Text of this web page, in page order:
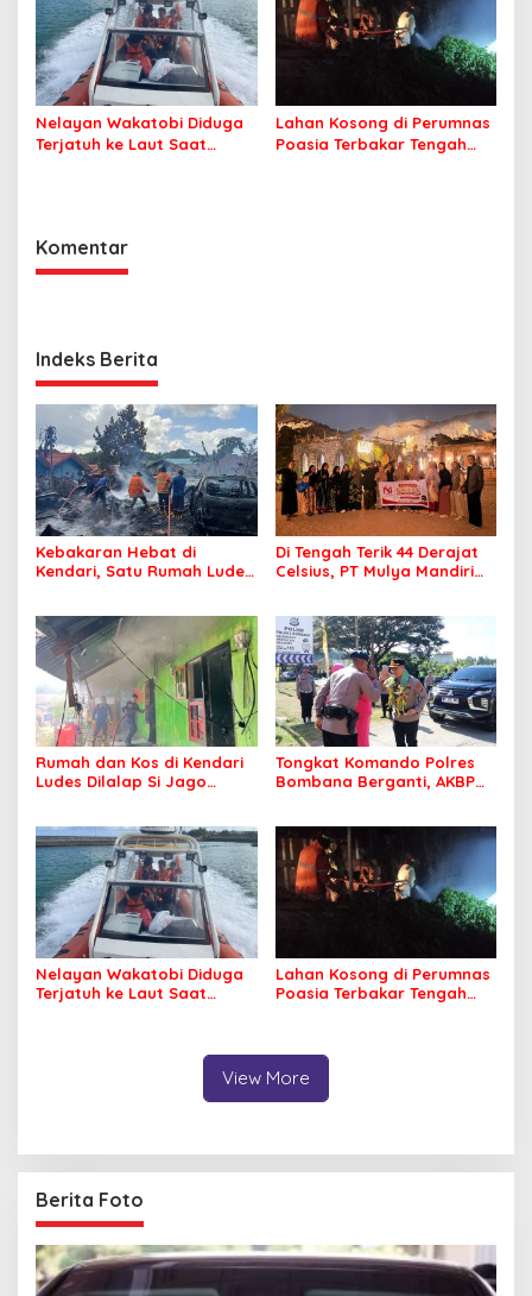
Nelayan Wakatobi Diduga
Terjatuh ke Laut Saat
Lahan Kosong di Perumnas
Poasia Terbakar Tengah
Komentar
Indeks Berita
Kebakaran Hebat di
Kendari, Satu Rumah Ludes
Di Tengah Terik 44 Derajat
Celsius, PT Mulya Mandiri
Nyaman Beribadah
Rumah dan Kos di Kendari
Ludes Dilalap Si Jago
Tongkat Komando Polres
Bombana Berganti, AKBP
Nelayan Wakatobi Diduga
Terjatuh ke Laut Saat
Lahan Kosong di Perumnas
Poasia Terbakar Tengah
View More
Berita Foto